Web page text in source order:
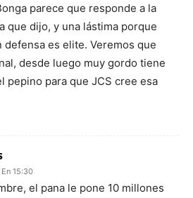
parece que responde a la
que dijo, y una lástima porque
defensa es elite. Veremos que
desde luego muy gordo tiene
pepino para que JCS cree esa
15:30
el pana le pone 10 millones